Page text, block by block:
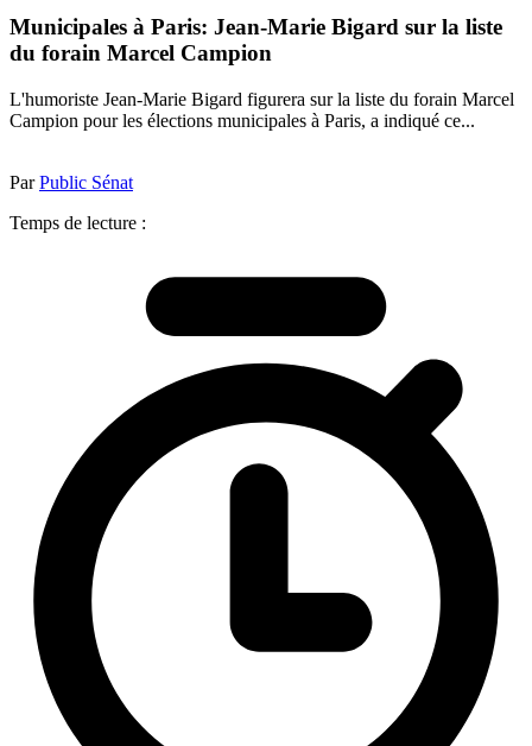
Municipales à Paris: Jean-Marie Bigard sur la liste
du forain Marcel Campion
L'humoriste Jean-Marie Bigard figurera sur la liste du forain Marcel
Campion pour les élections municipales à Paris, a indiqué ce...
ParPublic Sénat
Temps de lecture :